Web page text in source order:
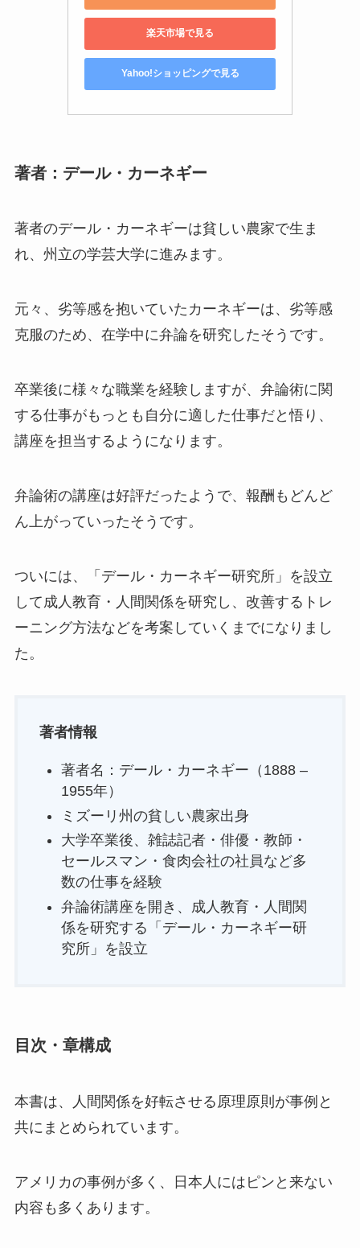
楽天市場で見る
Yahoo!ショッピングで見る
著者：デール・カーネギー
著者のデール・カーネギーは貧しい農家で生ま
れ、州立の学芸大学に進みます。
元々、劣等感を抱いていたカーネギーは、劣等感
克服のため、在学中に弁論を研究したそうです。
卒業後に様々な職業を経験しますが、弁論術に関
する仕事がもっとも自分に適した仕事だと悟り、
講座を担当するようになります。
弁論術の講座は好評だったようで、報酬もどんど
ん上がっていったそうです。
ついには、「デール・カーネギー研究所」を設立
して成人教育・人間関係を研究し、改善するトレ
ーニング方法などを考案していくまでになりまし
た。
著者情報
著者名：デール・カーネギー（1888 –
1955年）
ミズーリ州の貧しい農家出身
大学卒業後、雑誌記者・俳優・教師・
セールスマン・食肉会社の社員など多
数の仕事を経験
弁論術講座を開き、成人教育・人間関
係を研究する「デール・カーネギー研
究所」を設立
目次・章構成
本書は、人間関係を好転させる原理原則が事例と
共にまとめられています。
アメリカの事例が多く、日本人にはピンと来ない
内容も多くあります。